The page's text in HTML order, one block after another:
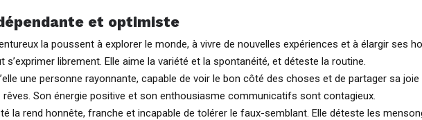
et optimiste
la poussent à explorer le monde, à vivre de nouvelles expériences et à élargir ses
librement. Elle aime la variété et la spontanéité, et déteste la routine.
une personne rayonnante, capable de voir le bon côté des choses et de partager sa
Son énergie positive et son enthousiasme communicatifs sont contagieux.
la rend honnête, franche et incapable de tolérer le faux-semblant. Elle déteste les